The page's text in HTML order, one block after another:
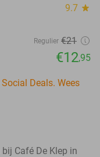
9.7 star
Regulier €21
€12,95
Deals. Wees
Café De Klep in